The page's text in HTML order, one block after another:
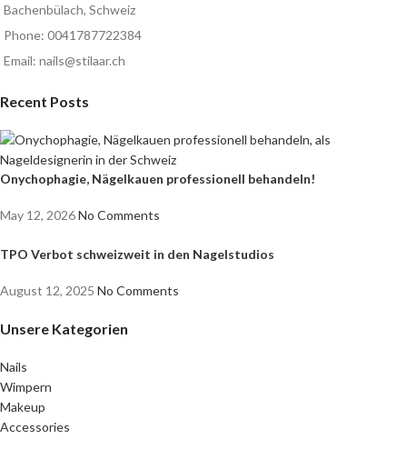
Bachenbülach, Schweiz
Phone: 0041787722384
Email: nails@stilaar.ch
Recent Posts
Onychophagie, Nägelkauen professionell behandeln!
May 12, 2026No Comments
TPO Verbot schweizweit in den Nagelstudios
August 12, 2025 No Comments
Unsere Kategorien
Nails
Wimpern
Makeup
Accessories